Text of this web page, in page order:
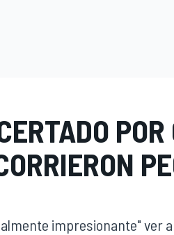
POR
impresionante" ver